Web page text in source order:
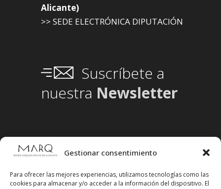
Gestionar consentimiento
Para ofrecer las mejores experiencias, utilizamos tecnologías como las
cookies para almacenar y/o acceder a la información del dispositivo. El
Alicante)
>> SEDE ELECTRÓNICA DIPUTACIÓN
Suscríbete a
nuestra Newsletter